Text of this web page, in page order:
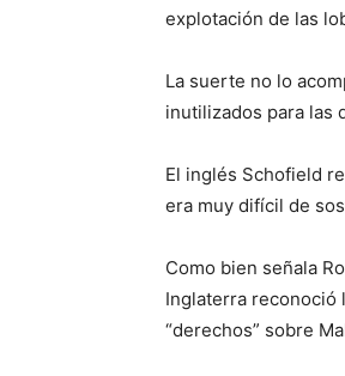
explotación de las
La suerte no lo
inutilizados para las
El inglés Schofield
era muy difícil de
Como bien señala
Inglaterra reconoció
“derechos” sobre